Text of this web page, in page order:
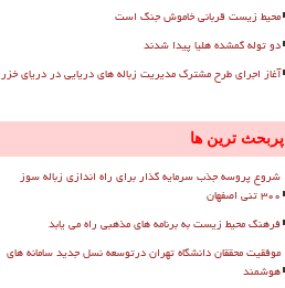
محیط زیست قربانی خاموش جنگ است
دو توله گمشده هلیا پیدا شدند
آغاز اجرای طرح مشترک مدیریت زباله های دریایی در دریای خزر
پربحث ترین ها
شروع پروسه جذب سرمایه گذار برای راه اندازی زباله سوز
۳۰۰ تنی اصفهان
فرهنگ محیط زیست به برنامه های مذهبی راه می یابد
موفقیت محققان دانشگاه تهران درتوسعه نسل جدید سامانه های
هوشمند